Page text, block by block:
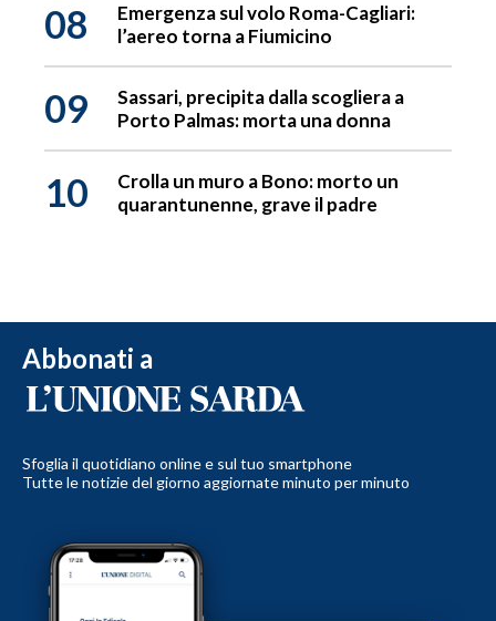
08
Emergenza sul volo Roma-Cagliari:
l’aereo torna a Fiumicino
09
Sassari, precipita dalla scogliera a
Porto Palmas: morta una donna
10
Crolla un muro a Bono: morto un
quarantunenne, grave il padre
Abbonati a
Sfoglia il quotidiano online e sul tuo smartphone
Tutte le notizie del giorno aggiornate minuto per minuto